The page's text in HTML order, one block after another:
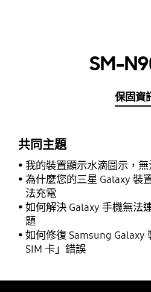
SM-
保固資
共同主題
我的裝置顯示水滴圖示，
為什麼您的三星 Galaxy 裝
法充電
如何解決 Galaxy 手機無法
題
如何修復 Samsung Galaxy
SIM 卡」錯誤